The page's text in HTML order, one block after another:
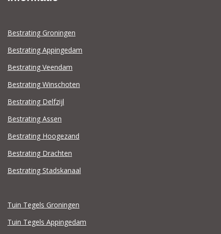
Bestrating Groningen
Bestrating Appingedam
Bestrating Veendam
Bestrating Winschoten
Bestrating Delfzijl
Bestrating Assen
Bestrating Hoogezand
Bestrating Drachten
Bestrating Stadskanaal
Tuin Tegels Groningen
Tuin Tegels Appingedam